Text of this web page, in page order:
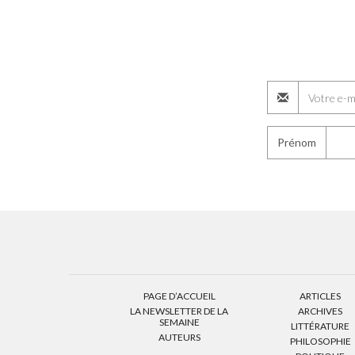
Prénom
PAGE D’ACCUEIL
LA NEWSLETTER DE LA
SEMAINE
AUTEURS
ARTICLES
ARCHIVES
LITTÉRATURE
PHILOSOPHIE